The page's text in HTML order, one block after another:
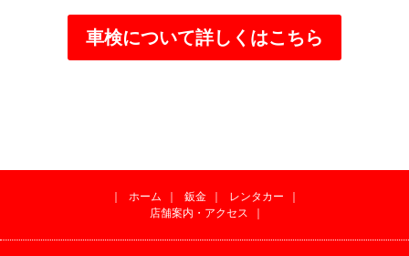
車検について詳しくはこちら
ホーム 鈑金 レンタカー
店舗案内・アクセス